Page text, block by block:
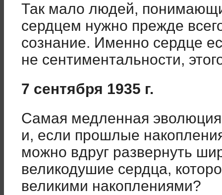
Так мало людей,
сердцем нужно прежде
сознание. Именно сердце
не сентиментальности,
7 сентября 1935 г.
Самая медленная
и, если прошлые
можно вдруг развернуть
великодушие сердца,
великими накоплениями?